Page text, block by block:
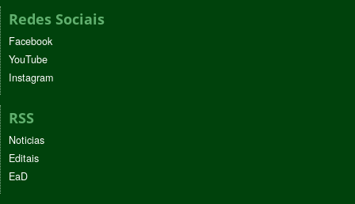
Redes Sociais
Facebook
YouTube
Instagram
RSS
Noticias
Editais
EaD